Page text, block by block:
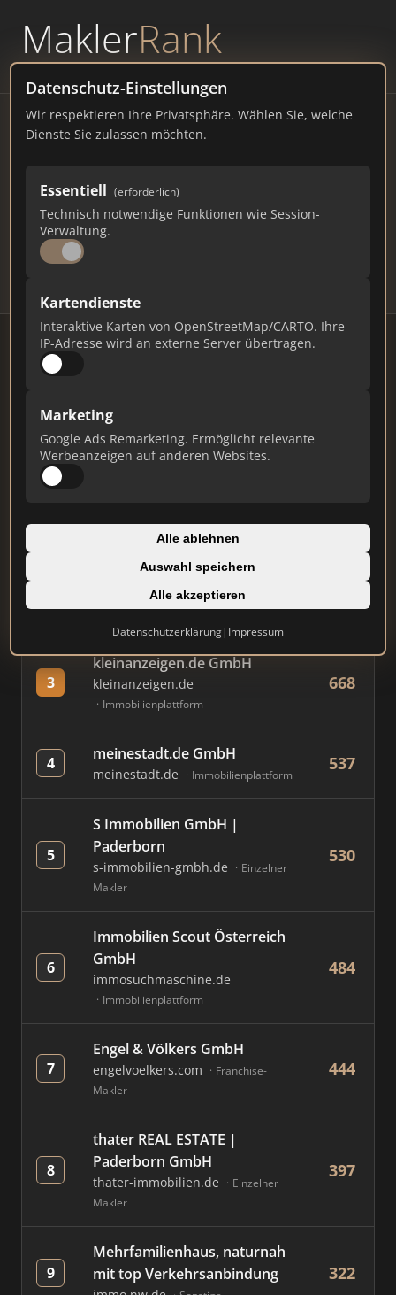
MaklerRank
powered byWAVEPOINT
Datenschutz-Einstellungen
Wir respektieren Ihre Privatsphäre. Wählen Sie, welche
Dienste Sie zulassen möchten.
Essentiell (erforderlich)
Technisch notwendige Funktionen wie Session-
Verwaltung.
Kartendienste
Interaktive Karten von OpenStreetMap/CARTO. Ihre
IP-Adresse wird an externe Server übertragen.
Marketing
Google Ads Remarketing. Ermöglicht relevante
Werbeanzeigen auf anderen Websites.
Alle ablehnen
Auswahl speichern
Alle akzeptieren
Datenschutzerklärung| Impressum
Immobilienmakler Delbrück
– Ranking Juli 2026
NORDRHEIN-WESTFALEN30.828 EINWOHNER
81 490
# MAKLER / FIRMA
1 immobilienscout24.de
Immobilienplattform
828
AVIV Germany GmbH
immowelt.de Immobilienplattform
3
kleinanzeigen.de GmbH
kleinanzeigen.de
Immobilienplattform
668
4 meinestadt.de GmbH
meinestadt.de Immobilienplattform
537
5
S Immobilien GmbH |
Paderborn
s-immobilien-gmbh.de
Einzelner
Makler
530
6
Immobilien Scout Österreich
GmbH
immosuchmaschine.de
Immobilienplattform
484
7
Engel & Völkers GmbH
engelvoelkers.com
Franchise-
Makler
444
8
thater REAL ESTATE |
Paderborn GmbH
thater-immobilien.de
Einzelner
Makler
397
9
Mehrfamilienhaus, naturnah
mit top Verkehrsanbindung
322